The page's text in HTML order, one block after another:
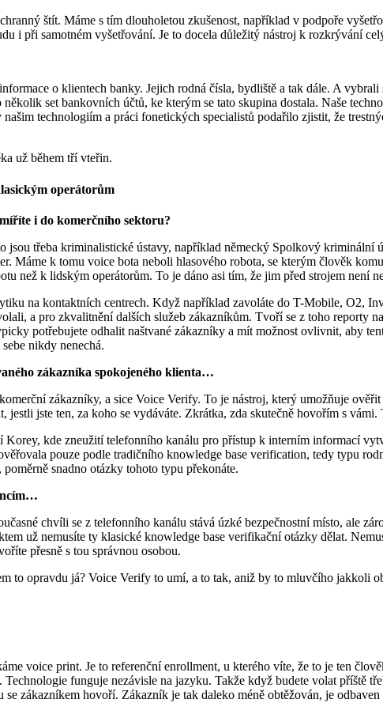
štít. Máme s tím dlouholetou zkušenost, například v podpoře
i při samotném vyšetřování. Je to docela důležitý nástroj k rozkrývání
o klientech banky. Jejich rodná čísla, bydliště a tak dále. A
set bankovních účtů, ke kterým se tato skupina dostala. Naše
technologiím a práci fonetických specialistů podařilo zjistit, že
už během tří vteřin.
operátorům
i do komerčního sektoru?
jsou třeba kriminalistické ústavy, například německý Spolkový
Máme k tomu voice bota neboli hlasového robota, se kterým člověk
než k lidským operátorům. To je dáno asi tím, že jim před strojem není
na kontaktních centrech. Když například zavoláte do T-Mobile, O2,
a pro zkvalitnění dalších služeb zákazníkům. Tvoří se z toho reporty
potřebujete odhalit naštvané zákazníky a mít možnost ovlivnit, aby
nikdy nenechá.
zákazníka spokojeného klienta…
zákazníky, a sice Voice Verify. To je nástroj, který umožňuje
jestli jste ten, za koho se vydáváte. Zkrátka, zda skutečně hovořím s
Korey, kde zneužití telefonního kanálu pro přístup k interním informací
pouze podle tradičního knowledge base verification, tedy typu
snadno otázky tohoto typu překonáte.
chvíli se z telefonního kanálu stává úzké bezpečnostní místo, ale
už nemusíte ty klasické knowledge base verifikační otázky dělat.
přesně s tou správnou osobou.
to opravdu já? Voice Verify to umí, a to tak, aniž by to mluvčího jakkoli
voice print. Je to referenční enrollment, u kterého víte, že to je ten
Technologie funguje nezávisle na jazyku. Takže když budete volat příště
se zákazníkem hovoří. Zákazník je tak daleko méně obtěžován, je